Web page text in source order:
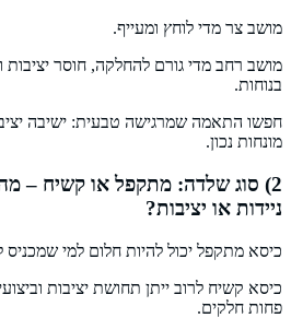
מושב צר מדי לוחץ ומעייף.
מושב רחב מדי גורם להחלקה, חוסר יציבות
בנוחות.
חפשו התאמה שמרגישה טבעית: ישיבה
מונחות נכון.
2) סוג שלדה: מתקפל או קשיח –
ניידות או יציבות?
כיסא מתקפל יכול להיות חלום למי
כיסא קשיח לרוב ייתן תחושת יציבות
פחות חלקים.